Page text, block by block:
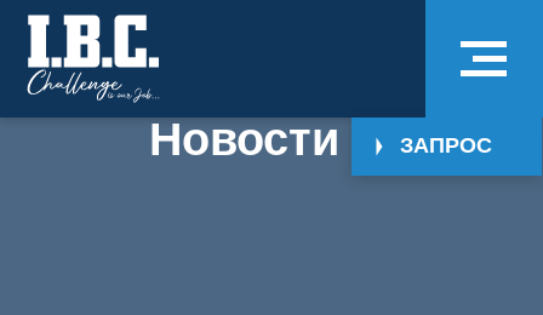
ЗАПРОС
Новости